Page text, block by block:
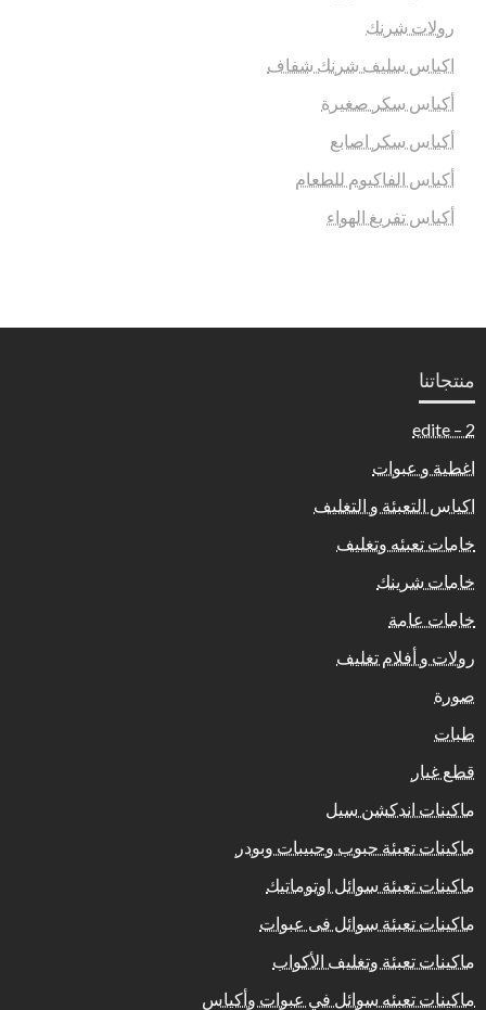
رولات شرنك
اكياس سليف شرنك شفاف
أكياس سكر صغيرة
أكياس سكر اصابع
أكياس الفاكيوم للطعام
أكياس تفريغ الهواء
منتجاتنا
2 – edite
اغطية و عبوات
اكياس التعبئة و التغليف
خامات تعبئه وتغليف
خامات شرينك
خامات عامة
رولات و أفلام تغليف
صورة
طبات
قطع غيار
ماكينات اندكشن سيل
ماكينات تعبئة حبوب وحبيبات وبودر
ماكينات تعبئة سوائل اوتوماتيك
ماكينات تعبئة سوائل فى عبوات
ماكينات تعبئة وتغليف الأكواب
ماكينات تعبئه سوائل في عبوات وأكياس